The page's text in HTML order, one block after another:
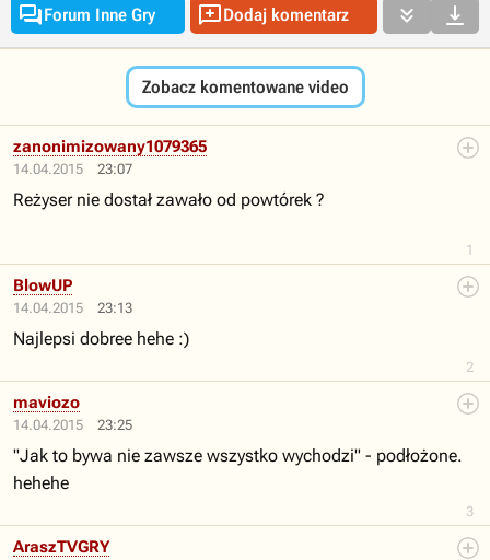
Forum Inne Gry Dodaj komentarz  
Zobacz komentowane video
14.04.2015 23:07
1
zanonimizowany1079365
Reżyser nie dostał zawało od powtórek ?
14.04.2015 23:13
2
BlowUP
Najlepsi dobree hehe :)
14.04.2015 23:25
3
maviozo
"Jak to bywa nie zawsze wszystko wychodzi" - podłożone.
hehehe
AraszTVGRY